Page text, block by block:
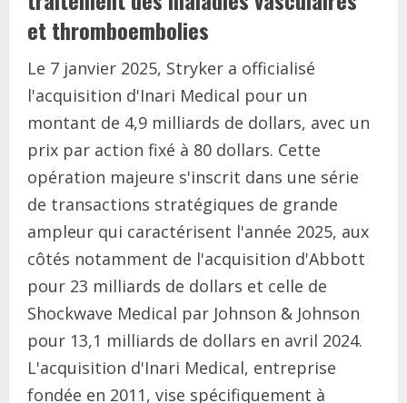
et thromboembolies
Le 7 janvier 2025, Stryker a officialisé
l'acquisition d'Inari Medical pour un
montant de 4,9 milliards de dollars, avec un
prix par action fixé à 80 dollars. Cette
opération majeure s'inscrit dans une série
de transactions stratégiques de grande
ampleur qui caractérisent l'année 2025, aux
côtés notamment de l'acquisition d'Abbott
pour 23 milliards de dollars et celle de
Shockwave Medical par Johnson & Johnson
pour 13,1 milliards de dollars en avril 2024.
L'acquisition d'Inari Medical, entreprise
fondée en 2011, vise spécifiquement à